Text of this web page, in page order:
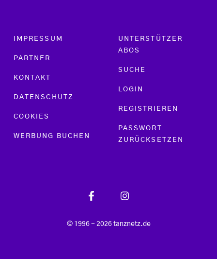
Footer menu
IMPRESSUM
PARTNER
KONTAKT
DATENSCHUTZ
COOKIES
WERBUNG BUCHEN
UNTERSTÜTZER
ABOS
SUCHE
LOGIN
REGISTRIEREN
PASSWORT
ZURÜCKSETZEN
© 1996 - 2026 tanznetz.de